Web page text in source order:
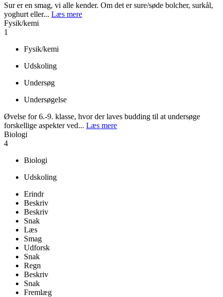
Sur er en smag, vi alle kender. Om det er sure/søde bolcher, surkål,
yoghurt eller... Læs mere
Fysik/kemi
1
Fysik/kemi
Udskoling
Undersøg
Undersøgelse
Øvelse for 6.-9. klasse, hvor der laves budding til at undersøge
forskellige aspekter ved... Læs mere
Biologi
4
Biologi
Udskoling
Erindr
Beskriv
Beskriv
Snak
Læs
Smag
Udforsk
Snak
Regn
Beskriv
Snak
Fremlæg